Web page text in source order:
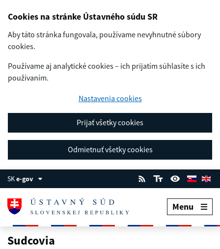
Cookies na stránke Ústavného súdu SR
Aby táto stránka fungovala, používame nevyhnutné súbory
cookies.
Používame aj analytické cookies – ich prijatím súhlasíte s ich
používaním.
Nastavenia cookies
Prijať všetky cookies
Odmietnuť všetky cookies
SKe-gov
Menu
Sudcovia
Sudcovia